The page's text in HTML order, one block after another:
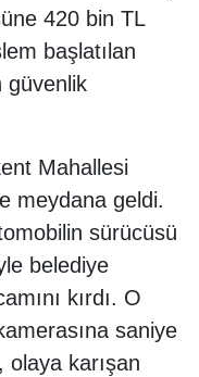
420 bin TL
başlatılan
güvenlik
Mahallesi
meydana geldi.
sürücüsü
belediye
kırdı. O
saniye
olaya karışan